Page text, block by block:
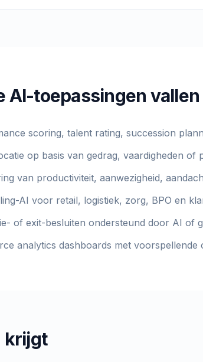
AI-toepassingen
scoring, talent rating, succession
op basis van gedrag, vaardigheden of
van productiviteit, aanwezigheid,
AI voor retail, logistiek, zorg, BPO en
of exit-besluiten ondersteund door AI of
analytics dashboards met voorspellende
krijgt